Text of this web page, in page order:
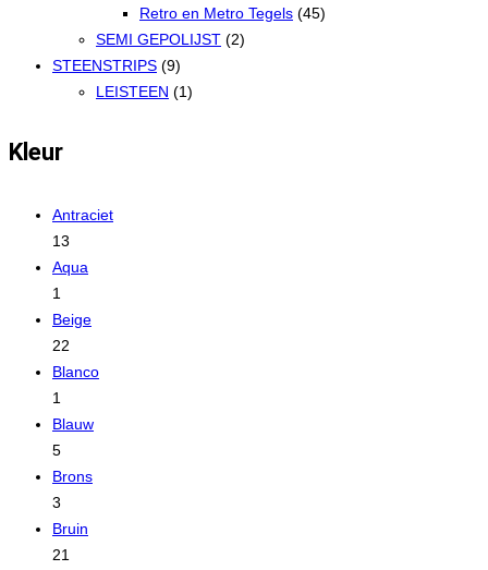
Retro en Metro Tegels (45)
SEMI GEPOLIJST (2)
STEENSTRIPS (9)
LEISTEEN (1)
Kleur
Antraciet
13
Aqua
1
Beige
22
Blanco
1
Blauw
5
Brons
3
Bruin
21